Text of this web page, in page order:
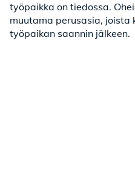
työpaikka on tiedossa.
muutama perusasia, joista
työpaikan saannin jälkeen.